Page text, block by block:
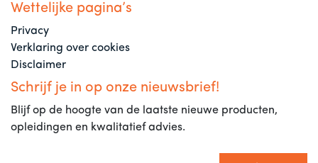
Wettelijke pagina’s
Privacy
Verklaring over cookies
Disclaimer
Schrijf je in op onze nieuwsbrief!
Blijf op de hoogte van de laatste nieuwe producten,
opleidingen en kwalitatief advies.